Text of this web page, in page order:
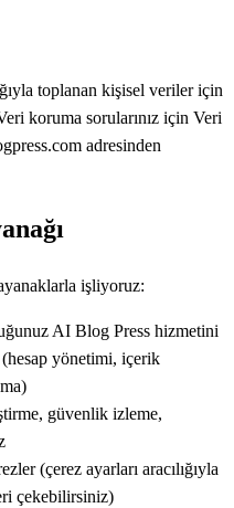
toplanan kişisel veriler için
koruma sorularınız için Veri
adresinden
işliyoruz:
AI Blog Press hizmetini
yönetimi, içerik
güvenlik izleme,
(çerez ayarları aracılığıyla
çekebilirsiniz)